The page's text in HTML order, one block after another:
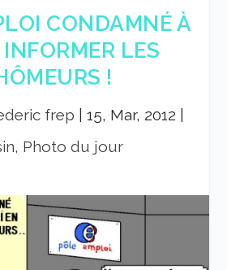
CONDAMNÉ À
LES
!
frep 15, Mar, 2012
Photo du jour